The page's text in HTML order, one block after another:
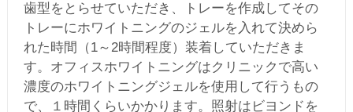
歯型をとらせていただき、トレーを作成してその
トレーにホワイトニングのジェルを入れて決めら
れた時間（1～2時間程度）装着していただきま
す。オフィスホワイトニングはクリニックで高い
濃度のホワイトニングジェルを使用して行うもの
で、１時間くらいかかります。照射はビヨンドを